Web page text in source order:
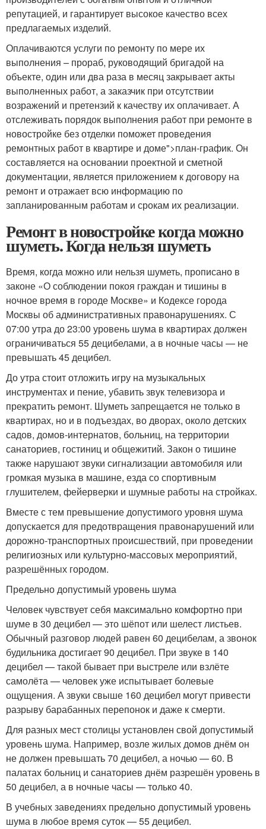
репутацией, и гарантирует высокое качество всех
предлагаемых изделий.
Оплачиваются услуги по ремонту по мере их
выполнения – прораб, руководящий бригадой на
объекте, один или два раза в месяц закрывает акты
выполненных работ, а заказчик при отсутствии
возражений и претензий к качеству их оплачивает. А
отслеживать порядок выполнения работ при ремонте в
новостройке без отделки поможет проведения
ремонтных работ в квартире и доме">план-график. Он
составляется на основании проектной и сметной
документации, является приложением к договору на
ремонт и отражает всю информацию по
запланированным работам и срокам их реализации.
Ремонт в новостройке когда можно
шуметь. Когда нельзя шуметь
Время, когда можно или нельзя шуметь, прописано в
законе «О соблюдении покоя граждан и тишины в
ночное время в городе Москве» и Кодексе города
Москвы об административных правонарушениях. С
07:00 утра до 23:00 уровень шума в квартирах должен
ограничиваться 55 децибелами, а в ночные часы — не
превышать 45 децибел.
До утра стоит отложить игру на музыкальных
инструментах и пение, убавить звук телевизора и
прекратить ремонт. Шуметь запрещается не только в
квартирах, но и в подъездах, во дворах, около детских
садов, домов-интернатов, больниц, на территории
санаториев, гостиниц и общежитий. Закон о тишине
также нарушают звуки сигнализации автомобиля или
громкая музыка в машине, езда со спортивным
глушителем, фейерверки и шумные работы на стройках.
Вместе с тем превышение допустимого уровня шума
допускается для предотвращения правонарушений или
дорожно-транспортных происшествий, при проведении
религиозных или культурно-массовых мероприятий,
разрешённых городом.
Предельно допустимый уровень шума
Человек чувствует себя максимально комфортно при
шуме в 30 децибел — это шёпот или шелест листьев.
Обычный разговор людей равен 60 децибелам, а звонок
будильника достигает 90 децибел. При звуке в 140
децибел — такой бывает при выстреле или взлёте
самолёта — человек уже испытывает болевые
ощущения. А звуки свыше 160 децибел могут привести
разрыву барабанных перепонок и даже к смерти.
Для разных мест столицы установлен свой допустимый
уровень шума. Например, возле жилых домов днём он
не должен превышать 70 децибел, а ночью — 60. В
палатах больниц и санаториев днём разрешён уровень в
50 децибел, а в ночные часы — только 40.
В учебных заведениях предельно допустимый уровень
шума в любое время суток — 55 децибел.